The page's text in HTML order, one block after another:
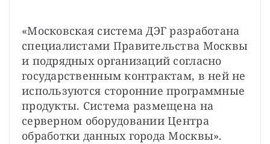
«Московская система ДЭГ разработана
специалистами Правительства Москвы
и подрядных организаций согласно
государственным контрактам, в ней не
используются сторонние программные
продукты. Система размещена на
серверном оборудовании Центра
обработки данных города Москвы».